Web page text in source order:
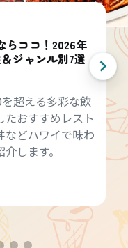
らココ！2026年
ジャンル別7選
超える多彩な飲
おすすめレスト
などハワイで味わ
します。